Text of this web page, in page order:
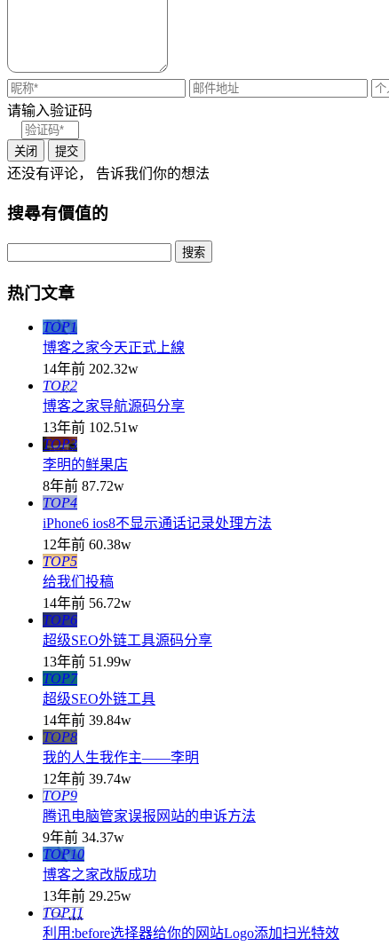
请输入验证码
关闭 提交
还没有评论， 告诉我们你的想法
搜尋有價值的
热门文章
TOP1
博客之家今天正式上線
14年前 202.32w
TOP2
博客之家导航源码分享
13年前 102.51w
TOP3
李明的鲜果店
8年前 87.72w
TOP4
iPhone6 ios8不显示通话记录处理方法
12年前 60.38w
TOP5
给我们投稿
14年前 56.72w
TOP6
超级SEO外链工具源码分享
13年前 51.99w
TOP7
超级SEO外链工具
14年前 39.84w
TOP8
我的人生我作主——李明
12年前 39.74w
TOP9
腾讯电脑管家误报网站的申诉方法
9年前 34.37w
TOP10
博客之家改版成功
13年前 29.25w
TOP11
利用:before选择器给你的网站Logo添加扫光特效